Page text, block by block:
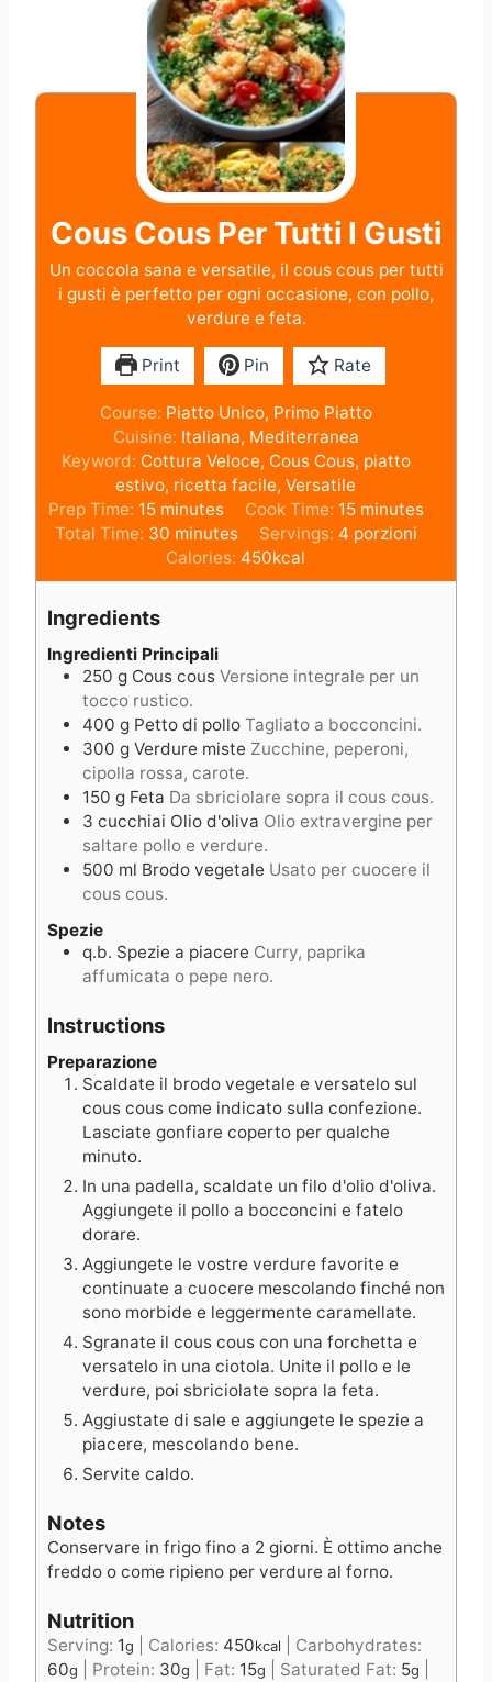
Cous Cous Per Tutti I Gusti
Un coccola sana e versatile, il cous cous per tutti
i gusti è perfetto per ogni occasione, con pollo,
verdure e feta.
Print Pin Rate
Course: Piatto Unico, Primo Piatto
Cuisine: Italiana, Mediterranea
Keyword: Cottura Veloce, Cous Cous, piatto
estivo, ricetta facile, Versatile
Prep Time: 15m
i
u
e
s
minutes Cook Time: 15m
i
u
minutes
Total Time: 30 m
i
n
e
s
minutes Servings: 4 porzioni
Calories: 450kcal
Ingredients
Ingredienti Principali
250 g Cous cous Versione integrale per un
tocco rustico.
400 g Petto di pollo Tagliato a bocconcini.
300 g Verdure miste Zucchine, peperoni,
cipolla rossa, carote.
150 g Feta Da sbriciolare sopra il cous cous.
3 cucchiai Olio d'oliva Olio extravergine per
saltare pollo e verdure.
500 ml Brodo vegetale Usato per cuocere il
cous cous.
Spezie
q.b. Spezie a piacere Curry, paprika
affumicata o pepe nero.
Instructions
Preparazione
Scaldate il brodo vegetale e versatelo sul
cous cous come indicato sulla confezione.
Lasciate gonfiare coperto per qualche
minuto.
In una padella, scaldate un filo d'olio d'oliva.
Aggiungete il pollo a bocconcini e fatelo
dorare.
Aggiungete le vostre verdure favorite e
continuate a cuocere mescolando finché non
sono morbide e leggermente caramellate.
Sgranate il cous cous con una forchetta e
versatelo in una ciotola. Unite il pollo e le
verdure, poi sbriciolate sopra la feta.
Aggiustate di sale e aggiungete le spezie a
piacere, mescolando bene.
Servite caldo.
Notes
Conservare in frigo fino a 2 giorni. È ottimo anche
freddo o come ripieno per verdure al forno.
Nutrition
Serving: 1g Calories: 450kcal
Carbohydrates:
60g Protein: 30g Fat: 15g Saturated Fat: 5g